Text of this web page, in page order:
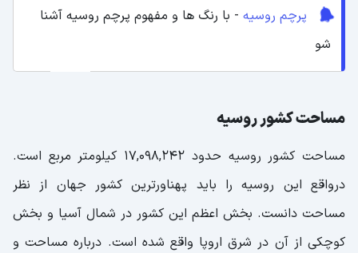
پرچم روسیه - با رنگ ها و مفهوم پرچم روسیه آشنا
شو
مساحت کشور روسیه
مساحت کشور روسیه حدود 17,098,242 کیلومتر مربع است.
درواقع این روسیه را باید پهناورترین کشور جهان از نظر
مساحت دانست. بخش اعظم این کشور در شمال آسیا و بخش
کوچکی از آن در شرق اروپا واقع شده است. درباره مساحت و